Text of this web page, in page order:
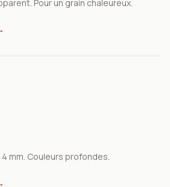
Pour un grain chaleureux.
mm. Couleurs profondes.